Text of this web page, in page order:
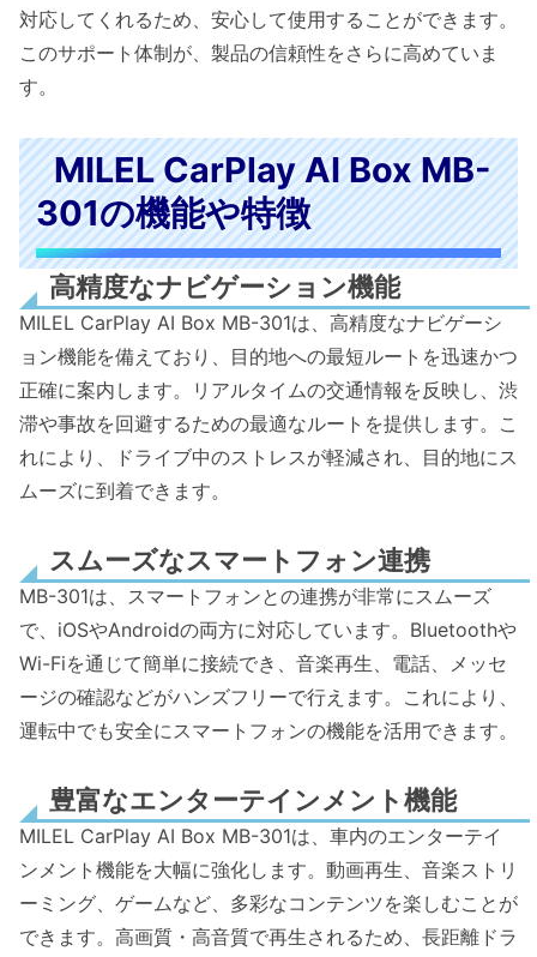
対応してくれるため、安心して使用することができます。
このサポート体制が、製品の信頼性をさらに高めていま
す。
MILEL CarPlay AI Box MB-
301の機能や特徴
高精度なナビゲーション機能
MILEL CarPlay AI Box MB-301は、高精度なナビゲーシ
ョン機能を備えており、目的地への最短ルートを迅速かつ
正確に案内します。リアルタイムの交通情報を反映し、渋
滞や事故を回避するための最適なルートを提供します。こ
れにより、ドライブ中のストレスが軽減され、目的地にス
ムーズに到着できます。
スムーズなスマートフォン連携
MB-301は、スマートフォンとの連携が非常にスムーズ
で、iOSやAndroidの両方に対応しています。Bluetoothや
Wi-Fiを通じて簡単に接続でき、音楽再生、電話、メッセ
ージの確認などがハンズフリーで行えます。これにより、
運転中でも安全にスマートフォンの機能を活用できます。
豊富なエンターテインメント機能
MILEL CarPlay AI Box MB-301は、車内のエンターテイ
ンメント機能を大幅に強化します。動画再生、音楽ストリ
ーミング、ゲームなど、多彩なコンテンツを楽しむことが
できます。高画質・高音質で再生されるため、長距離ドラ